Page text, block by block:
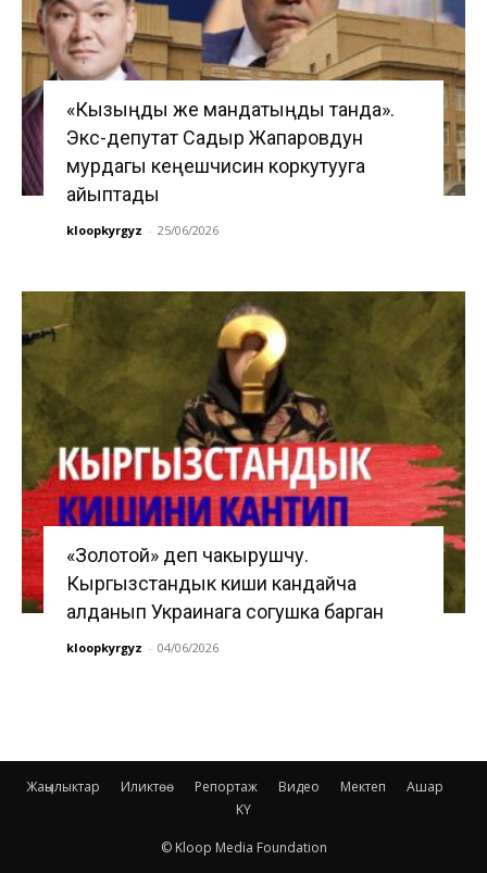
«Кызыңды же мандатыңды танда».
Экс-депутат Садыр Жапаровдун
мурдагы кеңешчисин коркутууга
айыптады
kloopkyrgyz - 25/06/2026
«Золотой» деп чакырушчу.
Кыргызстандык киши кандайча
алданып Украинага согушка барган
kloopkyrgyz - 04/06/2026
Жаңылыктар Иликтөө Репортаж Видео Мектеп
Ашар
KY
© Kloop Media Foundation